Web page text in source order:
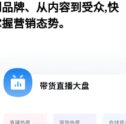
牌、从内容到受众,快
营销态势。